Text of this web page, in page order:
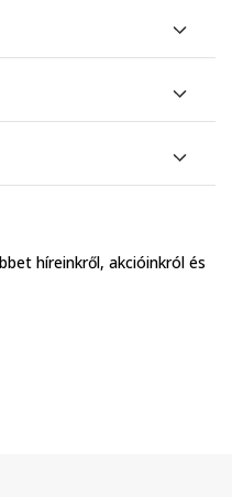
híreinkről, akcióinkról és